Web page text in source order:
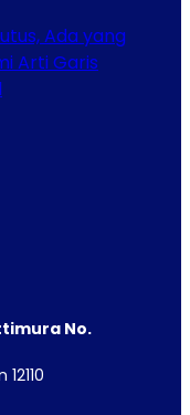
Ada yang
Arti Garis
No.